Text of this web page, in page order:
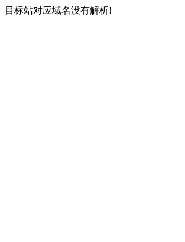
目标站对应域名没有解析!